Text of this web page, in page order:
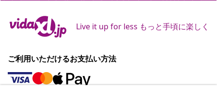
Live it up for less もっと手頃に楽しく
ご利用いただけるお支払い方法